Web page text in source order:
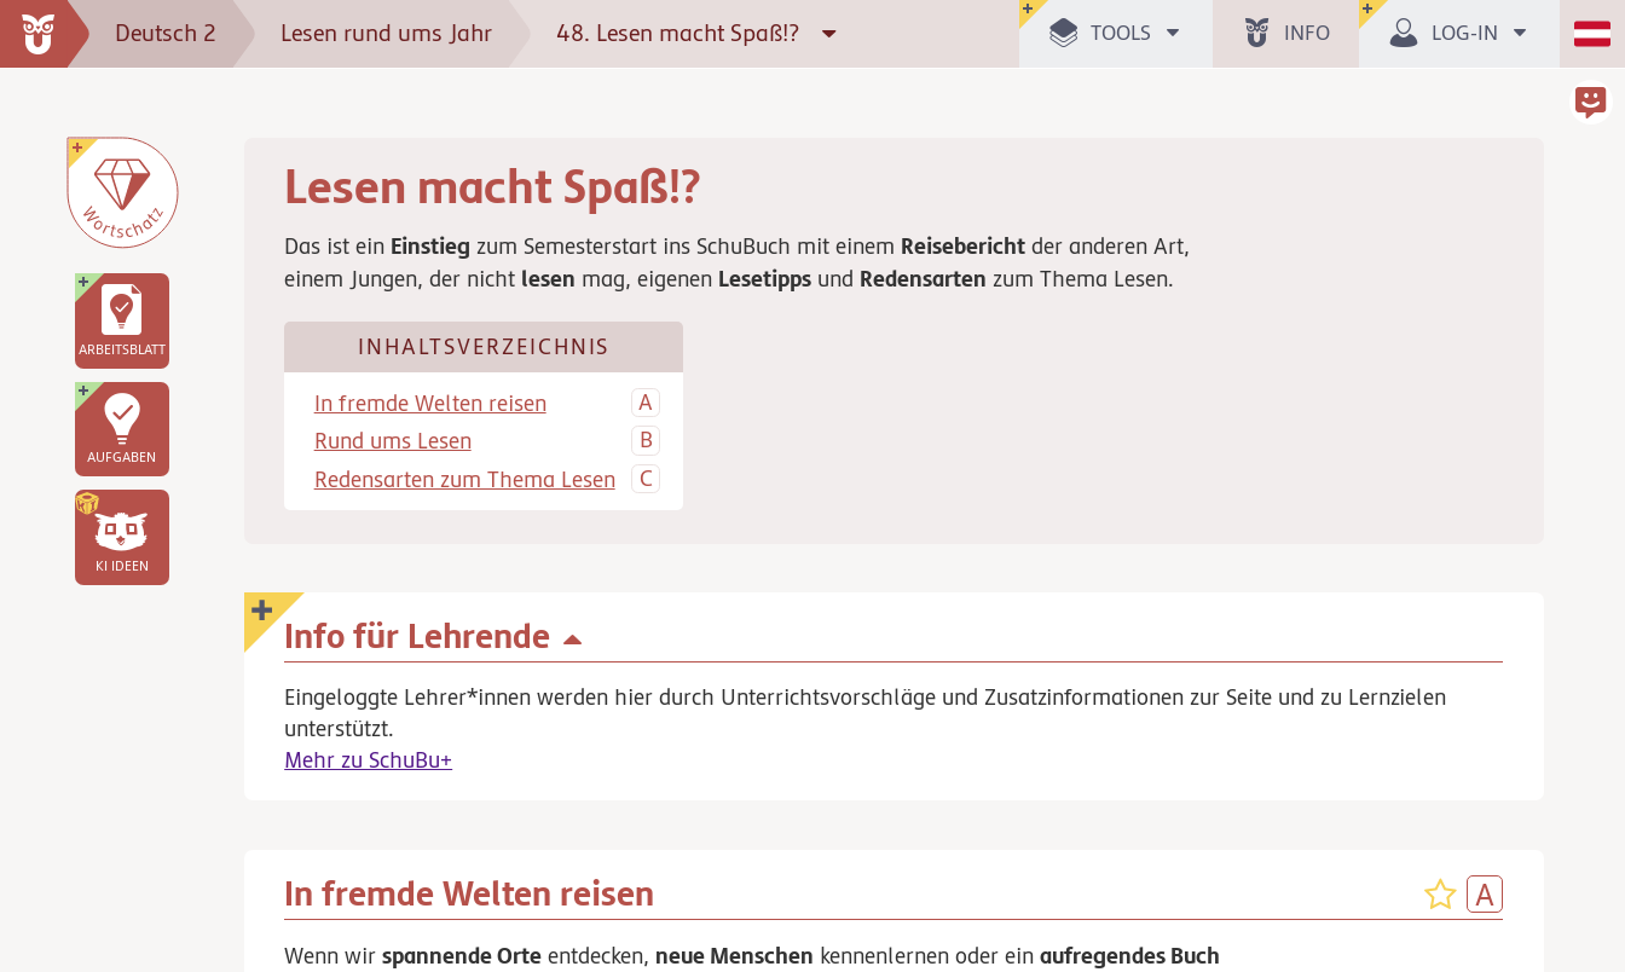
Lesen macht Spaß!?
Das ist ein Einstieg zum Semesterstart ins SchuBuch mit einem Reisebericht der anderen Art,
einem Jungen, der nicht lesen mag, eigenen Lesetipps und Redensarten zum Thema Lesen.
INHALTSVERZEICHNIS
In fremde Welten reisen
Rund ums Lesen
Redensarten zum Thema Lesen
Info für Lehrende
Eingeloggte Lehrer*innen werden hier durch Unterrichtsvorschläge und Zusatzinformationen zur Seite und zu Lernzielen
unterstützt.
Mehr zu SchuBu+
In fremde Welten reisen
Wenn wirspannende Orte entdecken, neue Menschen kennenlernen oder einaufregendes Buch
ARBEITSBLATT
AUFGABEN
KI IDEEN
Deutsch 2 Lesen rund ums Jahr 48. Lesen macht Spaß!? TOOLS INFO LOG-IN